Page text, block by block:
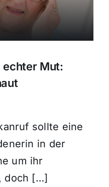
echter Mut:
sollte eine
in der
um ihr
doch […]